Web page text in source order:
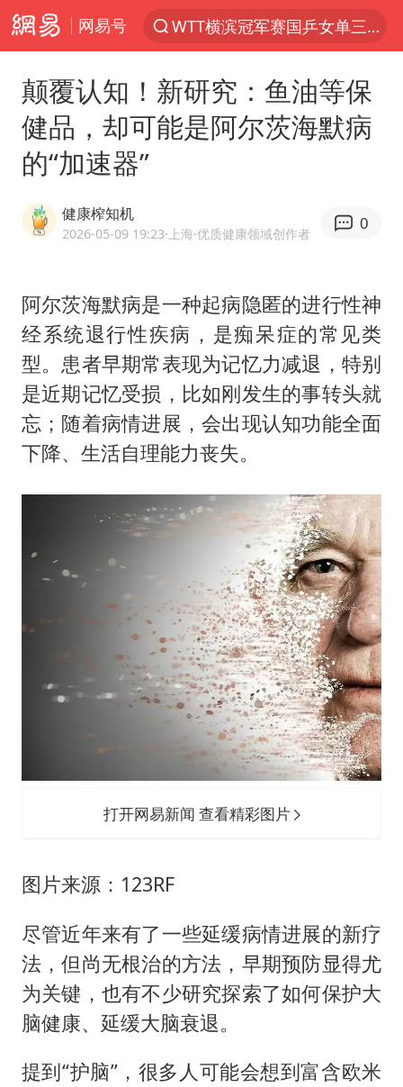
网易号
WTT横滨冠军赛国乒女单三将晋级四强
日本发布排名：“中国第一，美日德韩英法居后”
大V：马科斯把路走绝了
情侣在平潭拍日出时坠崖致一死一伤
上四休三，但降薪1000元，你接受吗？
36岁男演员成景区NPC后人气爆棚
身体出现这几个信号可能是肝在求救
宇树王兴兴被问了360多个问题
全民健身事业高质量发展
唐田赛前发布会上引用《孙子兵法》
台当局重金为“台独”织“皇帝新衣”
郑丽文：台湾从来没有“独立”过
商场现钱学森巨幅海报 负责人回应
乐享全民健身 共筑健康中国
颠覆认知！新研究：鱼油等保
健品，却可能是阿尔茨海默病
的“加速器”
健康榨知机
2026-05-09 19:23·上海·优质健康领域创作者
0
阿尔茨海默病是一种起病隐匿的进行性神
经系统退行性疾病，是痴呆症的常见类
型。患者早期常表现为记忆力减退，特别
是近期记忆受损，比如刚发生的事转头就
忘；随着病情进展，会出现认知功能全面
下降、生活自理能力丧失。
打开网易新闻 查看精彩图片
图片来源：123RF
尽管近年来有了一些延缓病情进展的新疗
法，但尚无根治的方法，早期预防显得尤
为关键，也有不少研究探索了如何保护大
脑健康、延缓大脑衰退。
提到“护脑”，很多人可能会想到富含欧米